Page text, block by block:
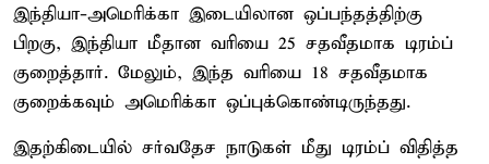
இந்தியா-அமெரிக்கா இடையிலான ஒப்பந்தத்திற்கு
பிறகு, இந்தியா மீதான வரியை 25 சதவீதமாக டிரம்ப்
குறைத்தார். மேலும், இந்த வரியை 18 சதவீதமாக
குறைக்கவும் அமெரிக்கா ஒப்புக்கொண்டிருந்தது.
இதற்கிடையில் சர்வதேச நாடுகள் மீது டிரம்ப் விதித்த